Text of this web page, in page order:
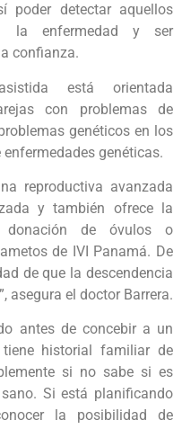
poder detectar aquellos
la enfermedad y ser
confianza.
está orientada
con problemas de
genéticos en los
genéticas.
reproductiva avanzada
y también ofrece la
de óvulos o
de IVI Panamá. De
de que la descendencia
asegura el doctor Barrera.
antes de concebir a un
historial familiar de
si no sabe si es
Si está planificando
la posibilidad de